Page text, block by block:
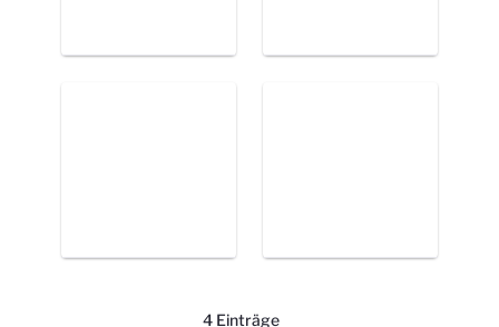
4 Einträge